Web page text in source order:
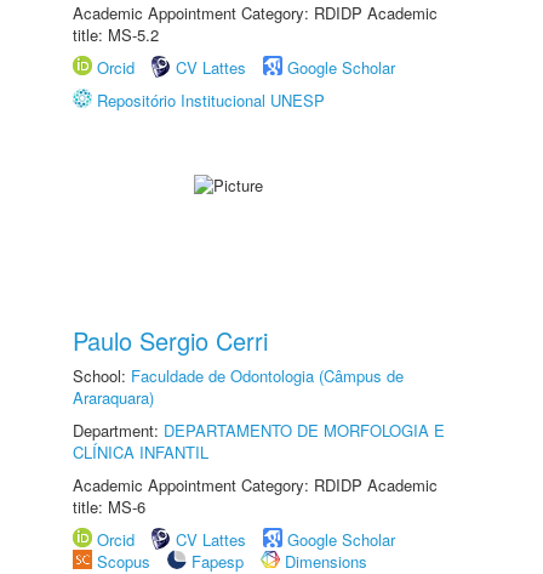
Academic Appointment Category: RDIDP Academic
title: MS-5.2
Orcid
CV Lattes
Google Scholar
Repositório Institucional UNESP
Paulo Sergio Cerri
School: Faculdade de Odontologia (Câmpus de
Araraquara)
Department: DEPARTAMENTO DE MORFOLOGIA E
CLÍNICA INFANTIL
Academic Appointment Category: RDIDP Academic
title: MS-6
Orcid
CV Lattes
Google Scholar
Scopus
Fapesp
Dimensions